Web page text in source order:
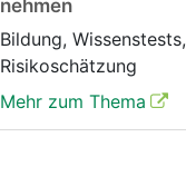
nehmen
Bildung, Wissenstests,
Risikoschätzung
Mehr zum Thema